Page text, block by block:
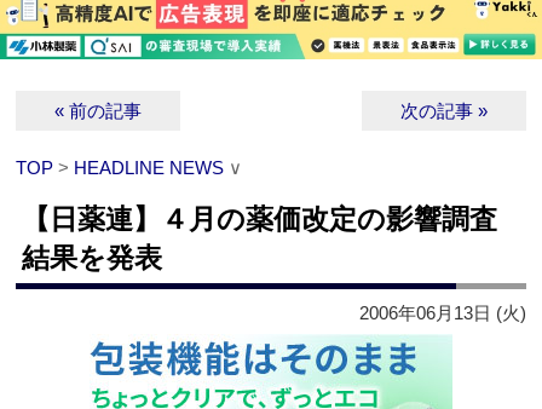
« 前の記事 次の記事 »
TOP > HEADLINE NEWS ∨
【日薬連】４月の薬価改定の影響調査
結果を発表
2006年06月13日 (火)